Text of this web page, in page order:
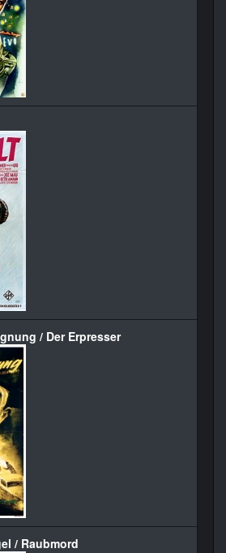
/ Der Erpresser
/ Raubmord